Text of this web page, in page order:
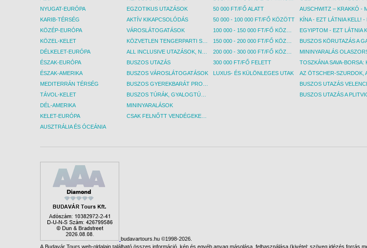
NYUGAT-EURÓPA
KARIB-TÉRSÉG
KÖZÉP-EURÓPA
KÖZEL-KELET
DÉLKELET-EURÓPA
ÉSZAK-EURÓPA
ÉSZAK-AMERIKA
MEDITERRÁN TÉRSÉG
TÁVOL-KELET
DÉL-AMERIKA
KELET-EURÓPA
AUSZTRÁLIA ÉS ÓCEÁNIA
EGZOTIKUS UTAZÁSOK
AKTÍV KIKAPCSOLÓDÁS
VÁROSLÁTOGATÁSOK
BUSZOS UTAZÁS
BUSZOS VÁROSLÁTOGATÁSOK
MININYARALÁSOK
50 000 FT/FŐ ALATT
50 000 - 100 000 FT/FŐ KÖZÖTT
300 000 FT/FŐ FELETT
LUXUS- ÉS KÜLÖNLEGES UTAK
budavartours.hu ©1998-2026.
A Budavár Tours web-oldalain található összes információ, kép és egyéb anyag másolása, felhasználása (kivétel: szöveg idézés forrás